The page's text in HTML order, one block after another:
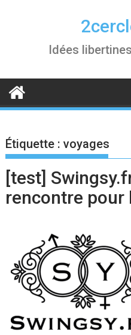
Idées
Étiquette :voyages
[test]
rencontre pour